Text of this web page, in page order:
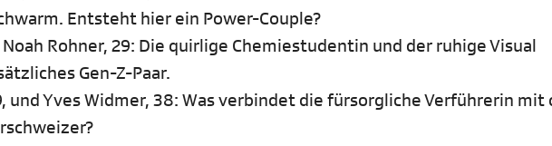
Entsteht hier ein Power-Couple?
Rohner, 29: Die quirlige Chemiestudentin und der ruhige Visual
Gen-Z-Paar.
und Yves Widmer, 38: Was verbindet die fürsorgliche Verführerin mit